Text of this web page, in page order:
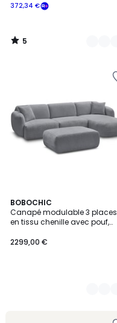
372,34 €
5
/
BOBOCHIC
Canapé modulable 3 places
en tissu chenille avec pouf,
2299,00 €
11
Couleurs